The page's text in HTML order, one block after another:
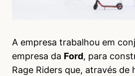
A empresa trabalhou em
empresa da Ford, para
Rage Riders que, através de